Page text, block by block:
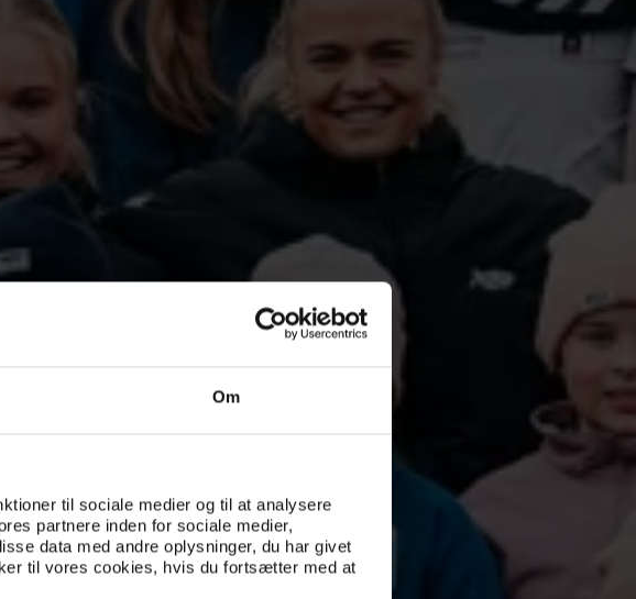
Om
til sociale medier og til at analysere
partnere inden for sociale medier,
data med andre oplysninger, du har givet
til vores cookies, hvis du fortsætter med at